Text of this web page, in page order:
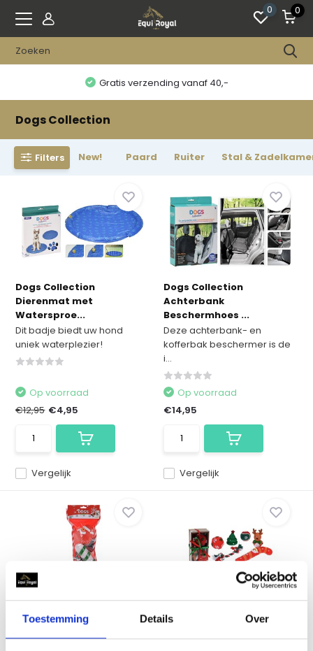
Toestemming Details Over
0 0
Gratis verzending vanaf 40,-
Dogs Collection
Filters New! Paard Ruiter Stal &
Dogs Collection
Dierenmat met
Watersproe...
Dit badje biedt uw hond
uniek waterplezier!
Vergelijk
Op voorraad
€12,95 €4,95
Dogs Collection
Achterbank
Beschermhoes ...
Deze achterbank- en
kofferbak beschermer is de
i...
Vergelijk
Op voorraad
€14,95
Dogs Collection
Kerstcadeau Sok - 4 deli...
Dogs Colelction
Kerstspeelgoed - 6 delig